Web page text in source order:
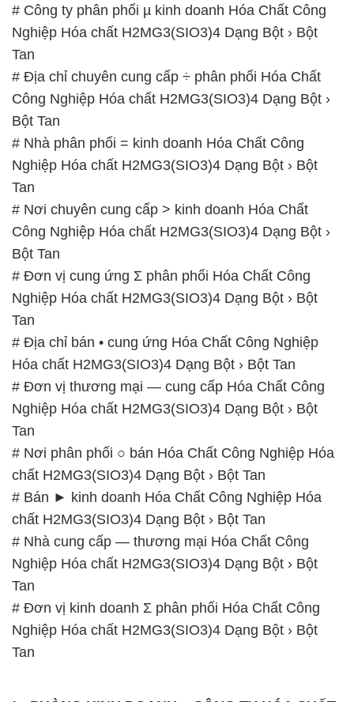
Bột Tan
# Nhà phân phối = kinh doanh Hóa Chất Công
Nghiệp Hóa chất H2MG3(SIO3)4 Dạng Bột › Bột
Tan
# Nơi chuyên cung cấp > kinh doanh Hóa Chất
Công Nghiệp Hóa chất H2MG3(SIO3)4 Dạng Bột ›
Bột Tan
# Đơn vị cung ứng Σ phân phối Hóa Chất Công
Nghiệp Hóa chất H2MG3(SIO3)4 Dạng Bột › Bột
Tan
# Địa chỉ bán • cung ứng Hóa Chất Công Nghiệp
Hóa chất H2MG3(SIO3)4 Dạng Bột › Bột Tan
# Đơn vị thương mại — cung cấp Hóa Chất Công
Nghiệp Hóa chất H2MG3(SIO3)4 Dạng Bột › Bột
# Nơi phân phối ○ bán Hóa Chất Công Nghiệp Hóa
chất H2MG3(SIO3)4 Dạng Bột › Bột Tan
# Bán ► kinh doanh Hóa Chất Công Nghiệp Hóa
chất H2MG3(SIO3)4 Dạng Bột › Bột Tan
# Nhà cung cấp — thương mại Hóa Chất Công
Nghiệp Hóa chất H2MG3(SIO3)4 Dạng Bột › Bột
# Đơn vị kinh doanh Σ phân phối Hóa Chất Công
Nghiệp Hóa chất H2MG3(SIO3)4 Dạng Bột › Bột
Tan
📞PHÒNG KINH DOANH – CÔNG TY HÓA CHẤT
ĐẮC TRƯỜNG PHÁT🌐
🌐 Website: https://stmp.net/